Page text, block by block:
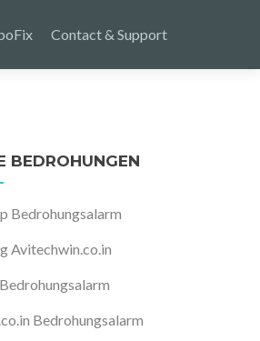
Contact & Support
BEDROHUNGEN
Bedrohungsalarm
Avitechwin.co.in
Bedrohungsalarm